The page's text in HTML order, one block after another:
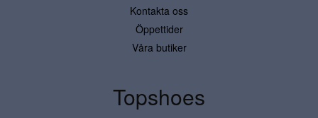
Kontakta oss
Öppettider
Våra butiker
Topshoes